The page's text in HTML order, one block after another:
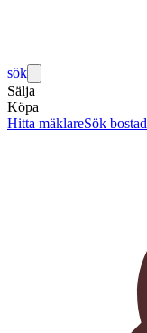
sök
Sälja
Köpa
Hitta mäklareSök bostad